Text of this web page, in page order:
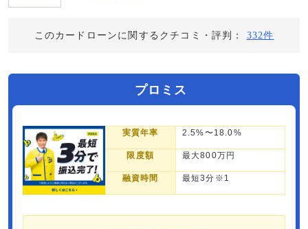
このカードローンに関するクチコミ・評判： 332件
プロミス
実質年率 2.5%〜18.0%
限度額 最大800万円
融資時間 最短3分※1